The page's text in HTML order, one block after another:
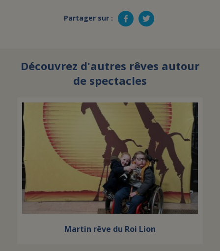
Partager sur :
Découvrez d'autres rêves autour
de spectacles
Martin rêve du Roi Lion